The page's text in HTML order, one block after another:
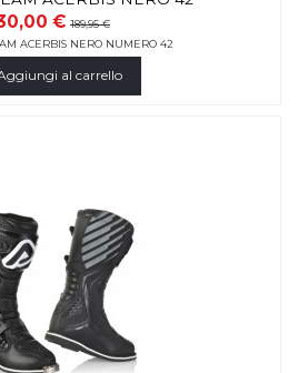
€ 189,95 €
ACERBIS NERO NUMERO 42
al carrello